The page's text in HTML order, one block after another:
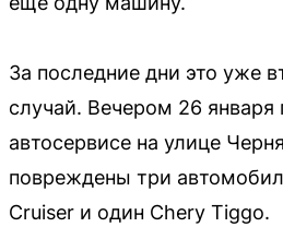
За последние дни это уже
случай. Вечером 26
автосервисе на улице
повреждены три
Cruiser и один Chery Tiggo.